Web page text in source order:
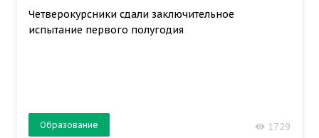
Четверокурсники сдали заключительное
испытание первого полугодия
Образование 1729